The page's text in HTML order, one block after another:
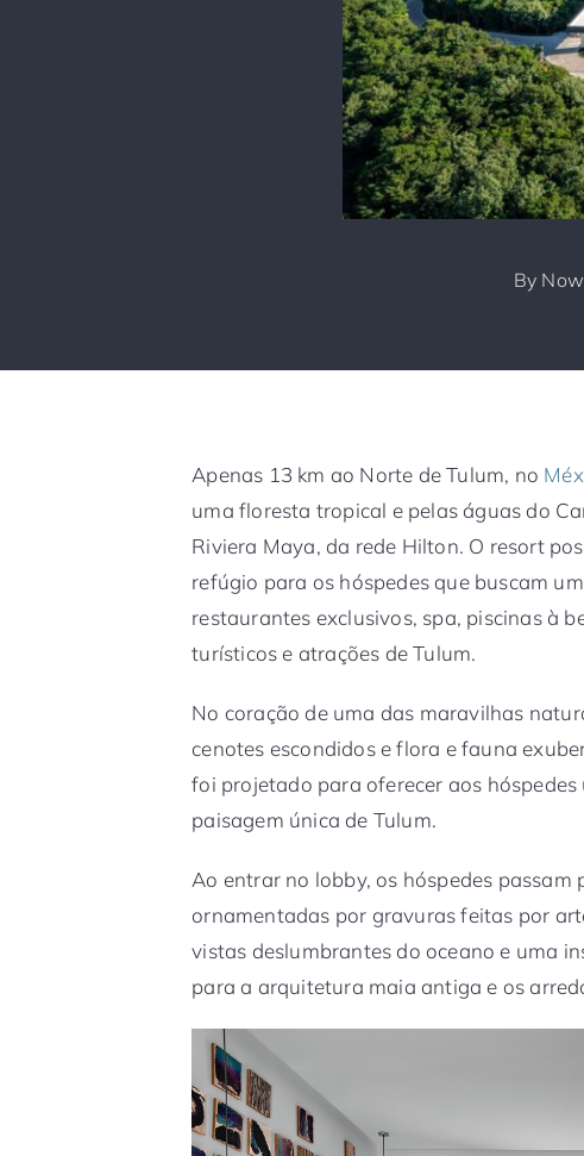
By
Apenas 13 km ao Norte de Tulum, no
uma floresta tropical e pelas águas do
Riviera Maya, da rede Hilton. O resort
refúgio para os hóspedes que buscam
restaurantes exclusivos, spa, piscinas à
turísticos e atrações de Tulum.
No coração de uma das maravilhas
cenotes escondidos e flora e fauna
foi projetado para oferecer aos
paisagem única de Tulum.
Ao entrar no lobby, os hóspedes passam
ornamentadas por gravuras feitas por
vistas deslumbrantes do oceano e uma
para a arquitetura maia antiga e os